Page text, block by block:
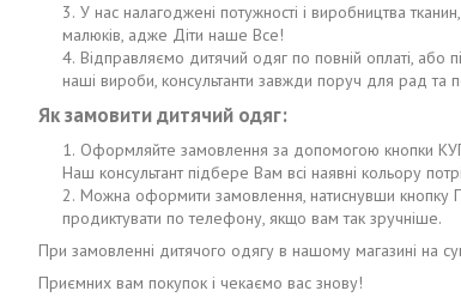
У нас налагоджені потужності і виробництва
малюків, адже Діти наше Все!
Відправляємо дитячий одяг по повній оплаті,
наші вироби, консультанти завжди поруч для рад та
Як замовити дитячий одяг:
Оформляйте замовлення за допомогою кнопки
Наш консультант підбере Вам всі наявні кольору
Можна оформити замовлення, натиснувши
продиктувати по телефону, якщо вам так зручніше.
При замовленні дитячого одягу в нашому магазині на
Приємних вам покупок і чекаємо вас знову!